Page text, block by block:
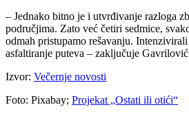
– Jednako bitno je i utvrđivanje razloga
područjima. Zato već četiri sedmice,
odmah pristupamo rešavanju.
asfaltiranje puteva – zaključuje
Izvor: Večernje novosti
Foto: Pixabay; Projekat „Ostati ili otići“